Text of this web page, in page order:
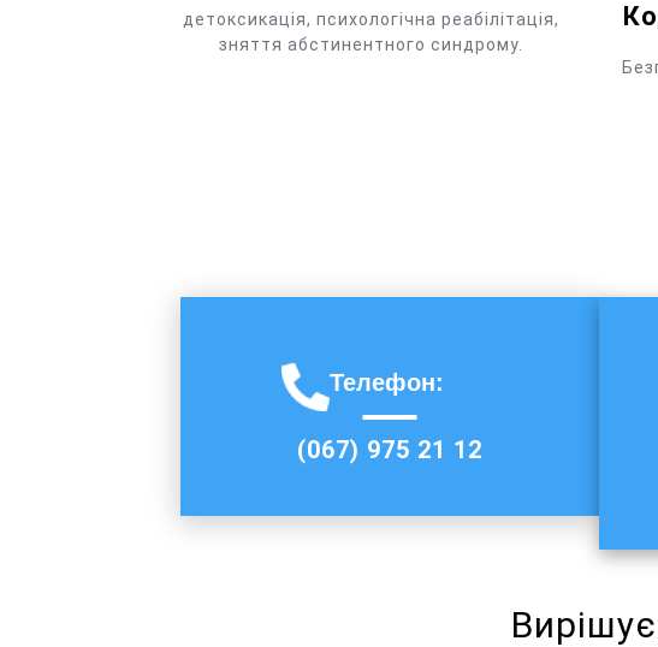
детоксикація, психологічна реабілітація,
зняття абстинентного синдрому.
Телефон:
(067) 975 21 12